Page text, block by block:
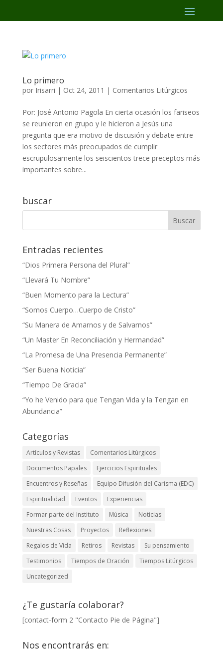
Lo primero
por Irisarri | Oct 24, 2011 | Comentarios Litúrgicos
Por: José Antonio Pagola En cierta ocasión los fariseos
se reunieron en grupo y le hicieron a Jesús una
pregunta que era motivo de discusión y debate entre
los sectores más preocupados de cumplir
escrupulosamente los seiscientos trece preceptos más
importantes sobre...
buscar
Entradas recientes
“Dios Primera Persona del Plural”
“Llevará Tu Nombre”
“Buen Momento para la Lectura”
“Somos Cuerpo…Cuerpo de Cristo”
“Su Manera de Amarnos y de Salvarnos”
“Un Master En Reconciliación y Hermandad”
“La Promesa de Una Presencia Permanente”
“Ser Buena Noticia”
“Tiempo De Gracia”
“Yo he Venido para que Tengan Vida y la Tengan en
Abundancia”
Categorías
Artículos y Revistas
Comentarios Litúrgicos
Documentos Papales
Ejercicios Espirituales
Encuentros y Reseñas
Equipo Difusión del Carisma (EDC)
Espiritualidad
Eventos
Experiencias
Formar parte del Instituto
Música
Noticias
Nuestras Cosas
Proyectos
Reflexiones
Regalos de Vida
Retiros Revistas
Su pensamiento
Testimonios
Tiempos de Oración
Tiempos Litúrgicos
Uncategorized
¿Te gustaría colaborar?
[contact-form 2 "Contacto Pie de Página"]
Nos encontrarás en: